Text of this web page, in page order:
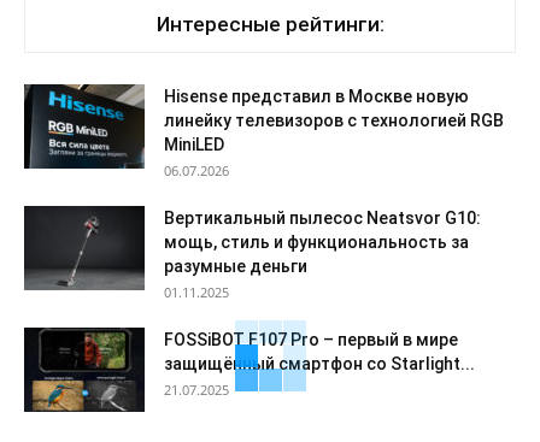
Интересные рейтинги:
Hisense представил в Москве новую
линейку телевизоров с технологией RGB
MiniLED
06.07.2026
Вертикальный пылесос Neatsvor G10:
мощь, стиль и функциональность за
разумные деньги
01.11.2025
FOSSiBOT F107 Pro – первый в мире
защищённый смартфон со Starlight...
21.07.2025